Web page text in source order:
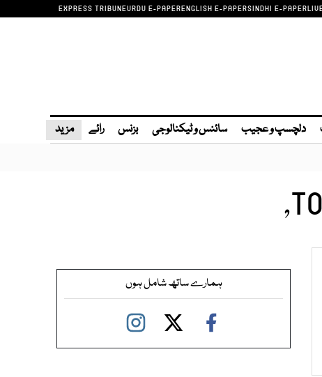
EXPRESS TRIBUNEURDU E-PAPERENGLISH E-PAPERSINDHI E-PAPER
دلچسپ و عجیب سائنس و ٹیکنالوجی بزنس رائے مزید
ہمارے ساتھ شامل ہوں